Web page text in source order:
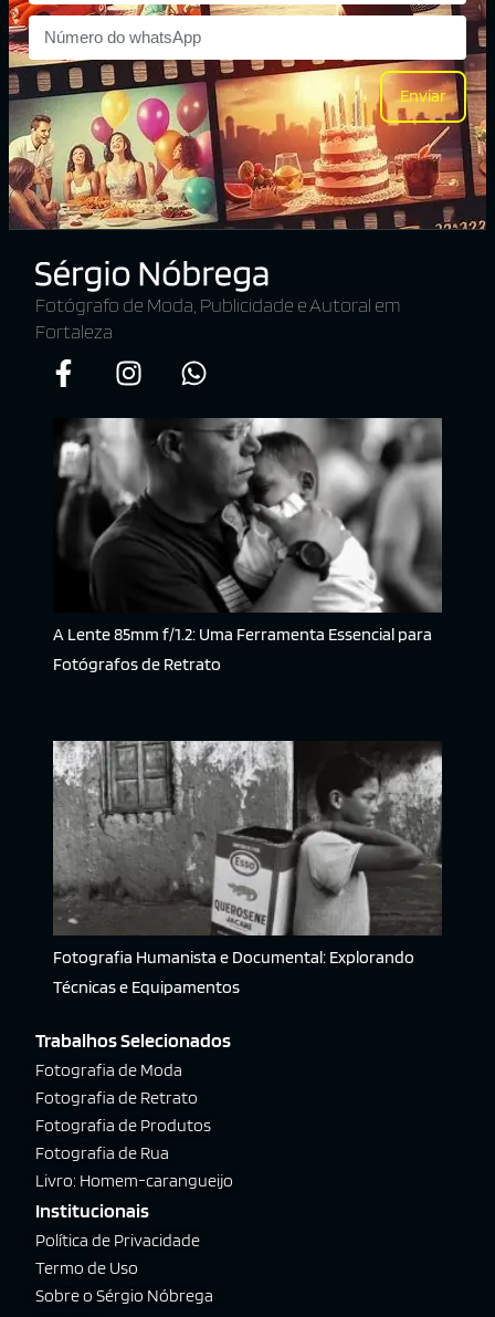
Enviar
Fotógrafo de Moda, Publicidade e Autoral em
Fortaleza
A Lente 85mm f/1.2: Uma Ferramenta Essencial para
Fotógrafos de Retrato
Fotografia Humanista e Documental: Explorando
Técnicas e Equipamentos
Trabalhos Selecionados
Fotografia de Moda
Fotografia de Retrato
Fotografia de Produtos
Fotografia de Rua
Livro: Homem-carangueijo
Institucionais
Política de Privacidade
Termo de Uso
Sobre o Sérgio Nóbrega